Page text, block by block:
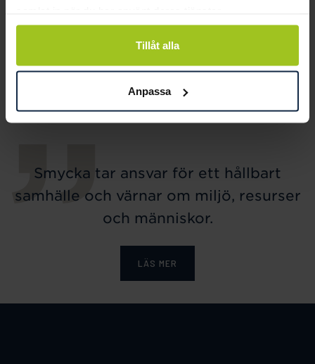
Tillåt alla
Anpassa
Timeless Petite Watch
August
Faith Mini halsband
Smycka tar ansvar för ett hållbart
samhälle och värnar om miljö, resurser
och människor.
LÄS MER